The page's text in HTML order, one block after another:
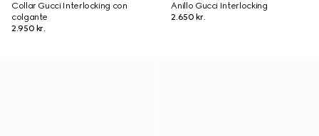
Collar Gucci Interlocking con
colgante
2.950 kr.
Anillo Gucci Interlocking
2.650 kr.